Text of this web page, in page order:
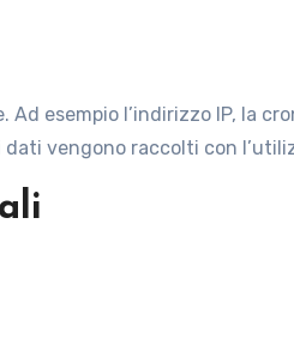
esempio l’indirizzo IP, la
vengono raccolti con